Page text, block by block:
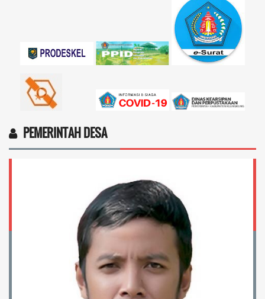
Marten Keny Balubun
PEMERINTAH DESA